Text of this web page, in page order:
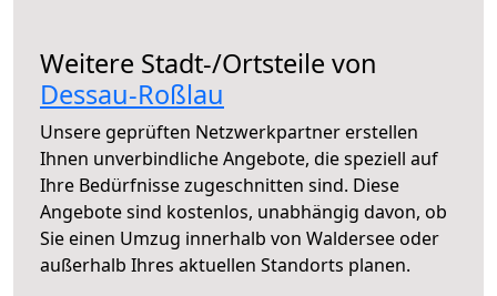
Weitere Stadt-/Ortsteile von
Dessau-Roßlau
Unsere geprüften Netzwerkpartner erstellen
Ihnen unverbindliche Angebote, die speziell auf
Ihre Bedürfnisse zugeschnitten sind. Diese
Angebote sind kostenlos, unabhängig davon, ob
Sie einen Umzug innerhalb von Waldersee oder
außerhalb Ihres aktuellen Standorts planen.